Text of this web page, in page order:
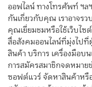
ออฟไลน์ ทางโทรศัพท์ ฯล
กันเกี่ยวกับคุณ เราอาจร
คุณเยี่ยมชมหรือใช้เว็บไ
สื่อสังคมออนไลน์ที่มุ่งไปที่
สินค้า บริการ เครื่องมือ
การสมัครสมาชิกจดหมาย
ซอฟต์แวร์ จัดหาสินค้าหรื